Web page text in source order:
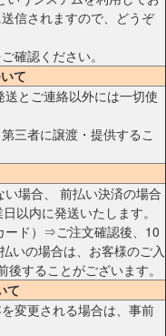
信されますので、どうぞ
確認ください。
て
とご連絡以外には一切使
三者に譲渡・提供するこ
い場合、 前払い決済の場合
以内に発送いたします。
ード）⇒ご注文確認後、10
いの場合は、お客様のご入
することがございます。
て
変更される場合は、事前